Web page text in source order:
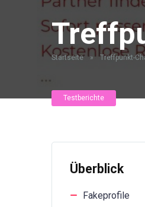
Startseite » Treffpunkt-
Testberichte
Überblick
Fakeprofile